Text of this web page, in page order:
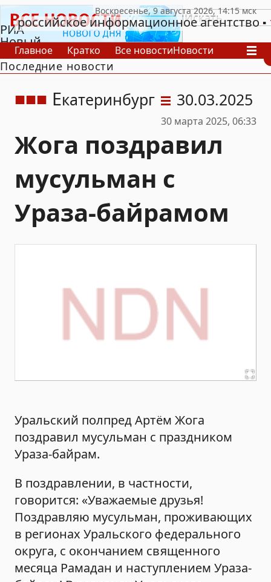
РИА
Новый
День
российское информационное агентство
Главное Кратко Все новостиНовости
В России
В мире
Последние новости
Екатеринбург 30.03.2025
30 марта 2025, 06:33
Жога поздравил
мусульман с
Ураза-байрамом
Уральский полпред Артём Жога
поздравил мусульман с праздником
Ураза-байрам.
В поздравлении, в частности,
говорится: «Уважаемые друзья!
Поздравляю мусульман, проживающих
в регионах Уральского федерального
округа, с окончанием священного
месяца Рамадан и наступлением Ураза-